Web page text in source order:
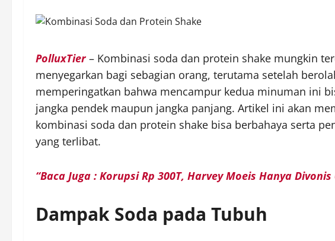
PolluxTier– Kombinasi soda dan protein shake mungkin
menyegarkan bagi sebagian orang, terutama setelah
memperingatkan bahwa mencampur kedua minuman ini
jangka pendek maupun jangka panjang. Artikel ini akan
kombinasi soda dan protein shake bisa berbahaya serta
yang terlibat.
“Baca Juga : Korupsi Rp 300T, Harvey Moeis Hanya
Dampak Soda pada Tubuh